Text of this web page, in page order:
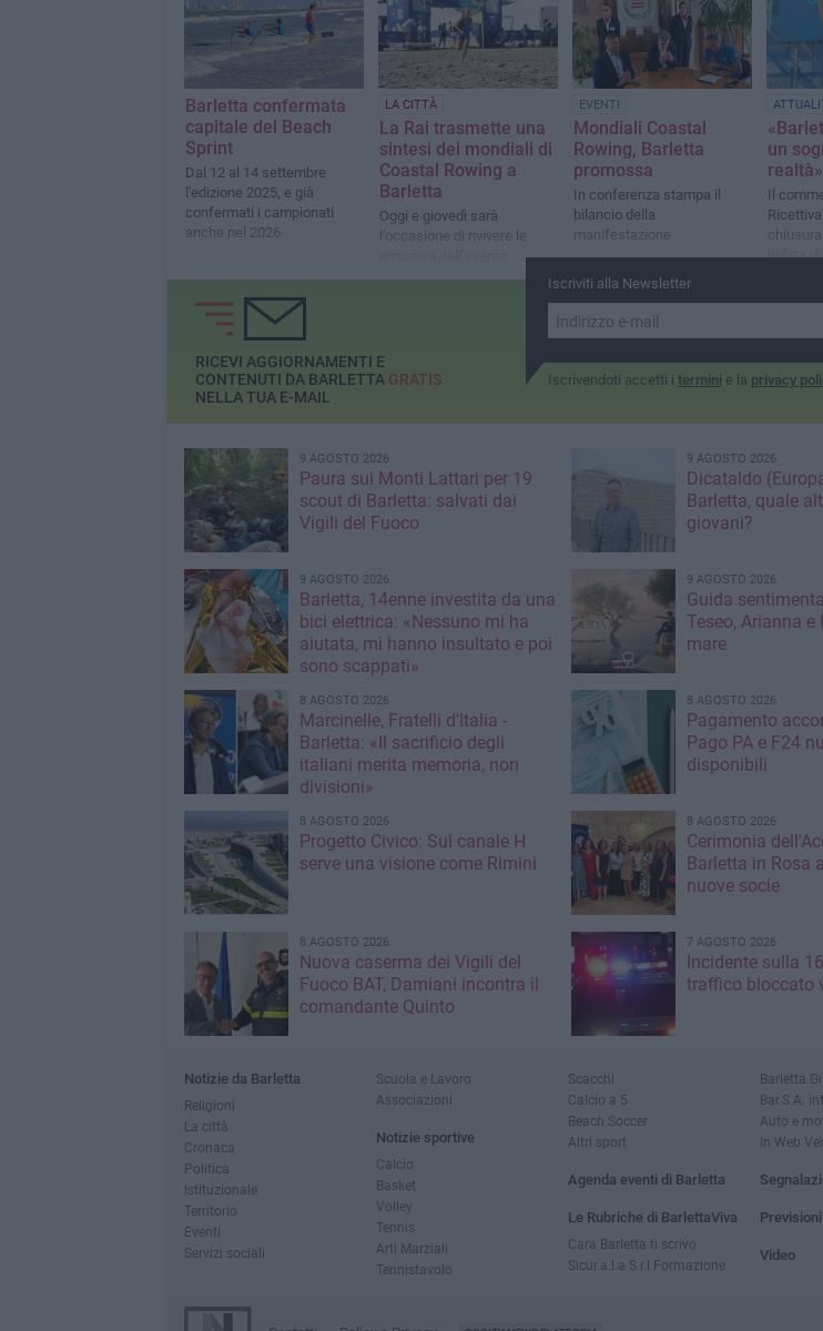
Nicholson e Whiteley
e Alessio Verdi
Under 19: domani le finali
Barletta confermata
capitale del Beach
Sprint
Dal 12 al 14 settembre
l'edizione 2025, e già
confermati i campionati
anche nel 2026
LA CITTÀ
La Rai trasmette una
sintesi dei mondiali di
Coastal Rowing a
Barletta
Oggi e giovedì sarà
l’occasione di rivivere le
EVENTI
Mondiali Coastal
Rowing, Barletta
promossa
In conferenza stampa il
bilancio della
manifestazione
un
realtà»
Il
iridata
Iscriviti alla Newsletter
Iscrivendoti accetti i termini e la privacy
RICEVI AGGIORNAMENTI E
CONTENUTI DA BARLETTA GRATIS
NELLA TUA E-MAIL
9 AGOSTO 2026
Paura sui Monti Lattari per 19
scout di Barletta: salvati dai
Vigili del Fuoco
9 AGOSTO 2026
Dicataldo
Barletta, quale
giovani?
9 AGOSTO 2026
Barletta, 14enne investita da una
bici elettrica: «Nessuno mi ha
aiutata, mi hanno insultato e poi
sono scappati»
9 AGOSTO 2026
Guida
Teseo, Arianna
mare
8 AGOSTO 2026
Marcinelle, Fratelli d'Italia -
Barletta: «Il sacrificio degli
italiani merita memoria, non
divisioni»
8 AGOSTO 2026
Pagamento
Pago PA e F24
disponibili
8 AGOSTO 2026
Progetto Civico: Sul canale H
serve una visione come Rimini
8 AGOSTO 2026
Cerimonia
Barletta in Rosa
nuove socie
8 AGOSTO 2026
Nuova caserma dei Vigili del
Fuoco BAT, Damiani incontra il
comandante Quinto
7 AGOSTO 2026
Incidente sulla
traffico bloccato
Notizie da Barletta
Religioni
La città
Cronaca
Politica
Istituzionale
Territorio
Eventi
Servizi sociali
Scuola e Lavoro
Associazioni
Notizie sportive
Calcio
Basket
Volley
Tennis
Arti Marziali
Tennistavolo
Scacchi
Calcio a 5
Beach Soccer
Altri sport
Agenda eventi di Barletta
Le Rubriche di BarlettaViva
Cara Barletta ti scrivo
Sicur.a.l.a S.r.l Formazione
Barletta
Bar.S.A.
Auto e
In Web
Video